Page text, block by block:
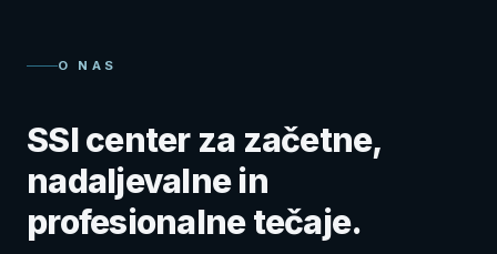
O NAS
SSI center za začetne,
nadaljevalne in
profesionalne tečaje.